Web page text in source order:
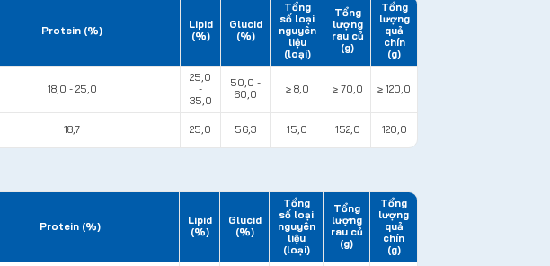
Protein (%)
Lipid
(%)
Glucid
(%)
Tổng
số loại
nguyên
liệu
(loại)
Tổng
lượng
rau củ
(g)
Tổng
lượng
quả
chín
(g)
18,0 - 25,0
25,0
-
35,0
50,0 -
60,0
≥ 8,0 ≥ 70,0 ≥ 120,0
18,7 25,0 56,3 15,0 152,0 120,0
Protein (%)
Lipid
(%)
Glucid
(%)
Tổng
số loại
nguyên
liệu
(loại)
Tổng
lượng
rau củ
(g)
Tổng
lượng
quả
chín
(g)